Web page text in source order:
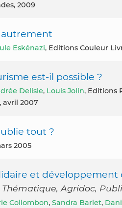
2009
Eskénazi, Editions Couleur
est-il possible ?
Delisle, Louis Jolin, Editions
avril 2007
tout ?
2005
et développement
Thématique, Agridoc,
Collombon, Sandra Barlet,